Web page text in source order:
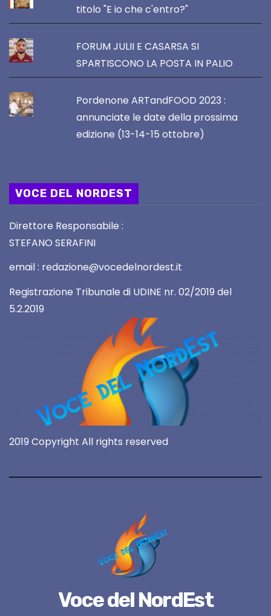
titolo "E io che c'entro?"
FORUM JULII E CASARSA SI
SPARTISCONO LA POSTA IN PALIO
Pordenone ARTandFOOD 2023 :
annunciate le date della prossima
edizione (13-14-15 ottobre)
VOCE DEL NORDEST
Direttore Responsabile :
STEFANO SERAFINI
email : redazione@vocedelnordest.it
Registrazione Tribunale di UDINE nr. 02/2019 del
5.2.2019
2019 Copyright All rights reserved
Voce del NordEst